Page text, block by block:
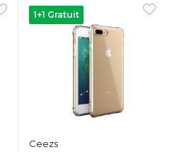
1+1 Gratuit
Ceezs